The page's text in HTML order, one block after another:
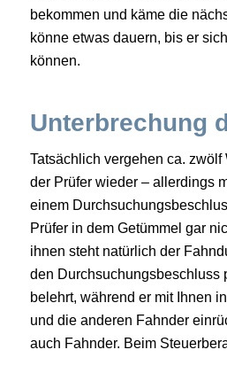
bekommen und käme die
könne etwas dauern, bis er
können.
Unterbrechung
Tatsächlich vergehen ca. zwölf
der Prüfer wieder – allerdings
einem
Prüfer in dem Getümmel gar
ihnen steht natürlich der
den Durchsuchungsbeschluss
belehrt, während er mit Ihnen
und die anderen Fahnder
auch Fahnder. Beim